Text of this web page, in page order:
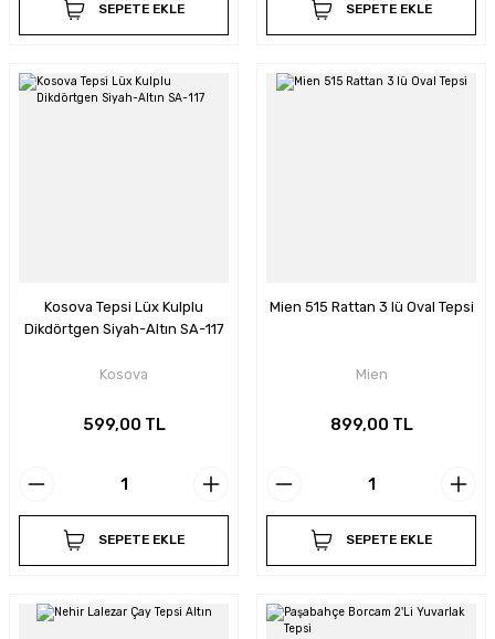
SEPETE EKLE SEPETE EKLE
Kosova Tepsi Lüx Kulplu
Dikdörtgen Siyah-Altın SA-117
Kosova
599,00 TL
SEPETE EKLE
Mien 515 Rattan 3 lü Oval Tepsi
Mien
899,00 TL
SEPETE EKLE